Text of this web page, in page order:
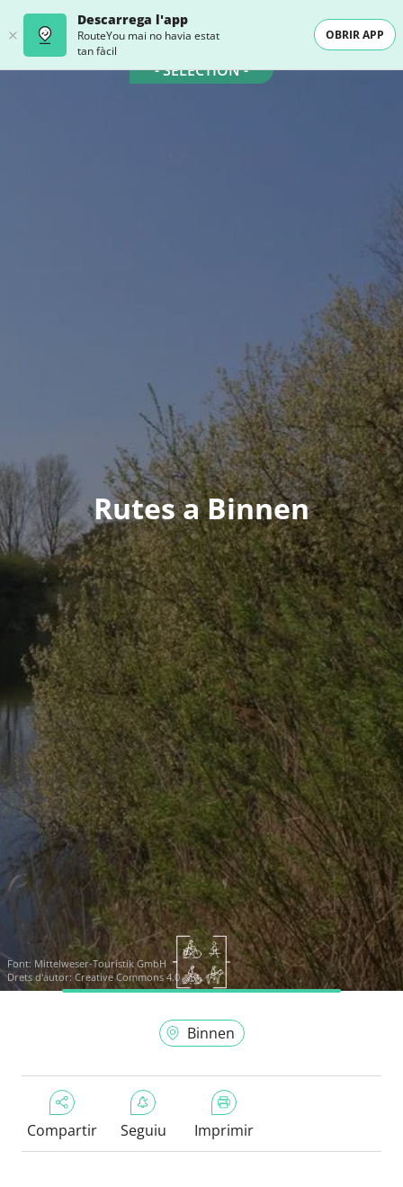
Descarrega l'app
RouteYou mai no havia estat
tan fàcil
OBRIR APP
- SELECTION -
Rutes a Binnen
Font: Mittelweser-Touristik GmbH
Drets d'autor: Creative Commons 4.0
Binnen
Compartir Seguiu Imprimir